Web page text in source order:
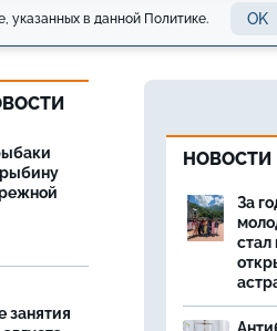
указанных в данной Политике. OK
занятия
За
стал